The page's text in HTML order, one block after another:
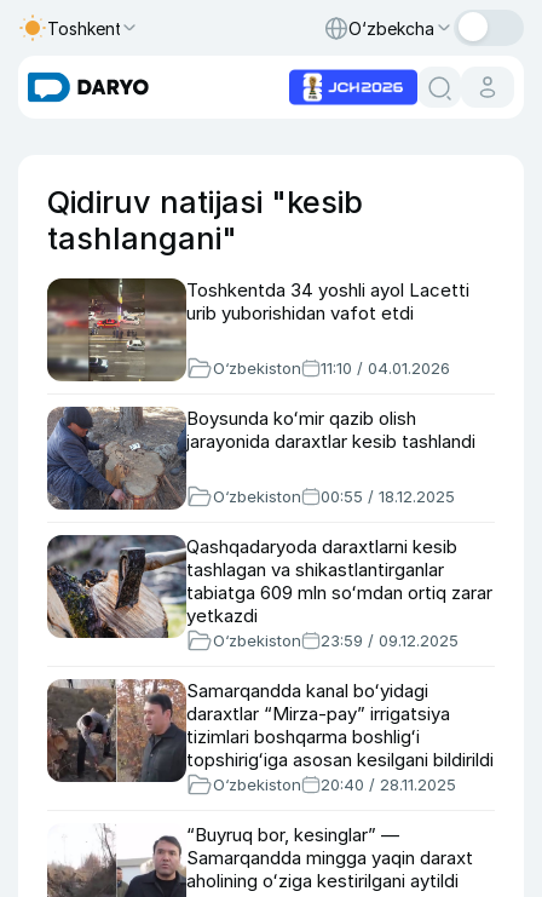
Toshkent O‘zbekcha
Qidiruv natijasi "kesib
tashlangani"
Toshkentda 34 yoshli ayol Lacetti
urib yuborishidan vafot etdi
O‘zbekiston 11:10 / 04.01.2026
Boysunda koʻmir qazib olish
jarayonida daraxtlar kesib tashlandi
O‘zbekiston 00:55 / 18.12.2025
Qashqadaryoda daraxtlarni kesib
tashlagan va shikastlantirganlar
tabiatga 609 mln soʻmdan ortiq zarar
yetkazdi
O‘zbekiston 23:59 / 09.12.2025
Samarqandda kanal boʻyidagi
daraxtlar “Mirza-pay” irrigatsiya
tizimlari boshqarma boshligʻi
topshirigʻiga asosan kesilgani bildirildi
O‘zbekiston 20:40 / 28.11.2025
“Buyruq bor, kesinglar” —
Samarqandda mingga yaqin daraxt
aholining oʻziga kestirilgani aytildi